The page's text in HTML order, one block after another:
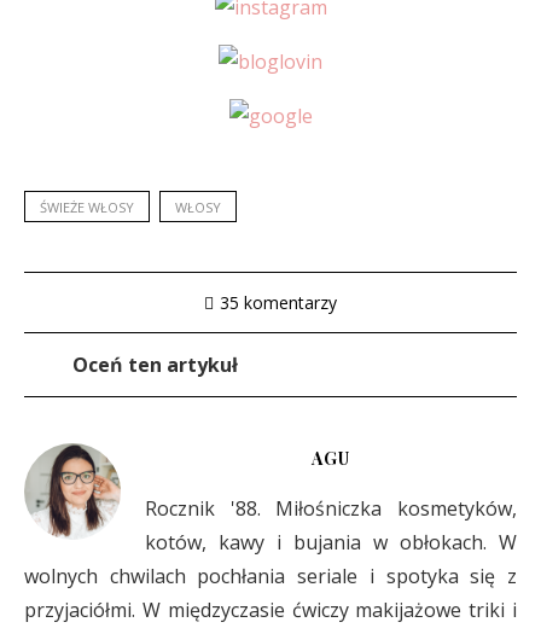
ŚWIEŻE WŁOSY WŁOSY
35 komentarzy
Oceń ten artykuł
AGU
Rocznik '88. Miłośniczka kosmetyków,
kotów, kawy i bujania w obłokach. W
wolnych chwilach pochłania seriale i spotyka się z
przyjaciółmi. W międzyczasie ćwiczy makijażowe triki i